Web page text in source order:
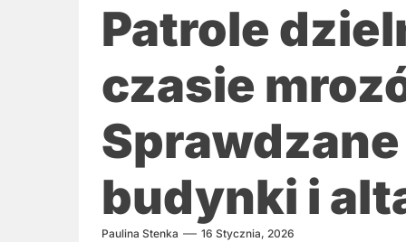
Patrole
czasie
budynki i
Paulina Stenka 16 Stycznia, 2026